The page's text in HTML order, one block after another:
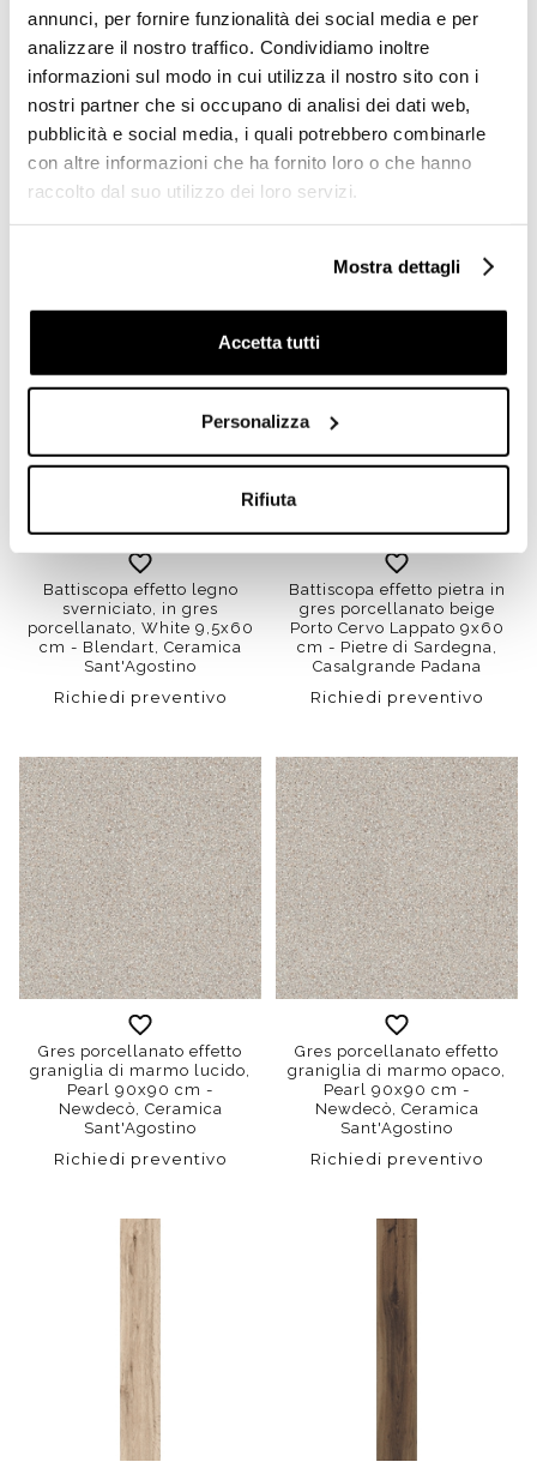
annunci, per fornire funzionalità dei social media e per
analizzare il nostro traffico. Condividiamo inoltre
informazioni sul modo in cui utilizza il nostro sito con i
nostri partner che si occupano di analisi dei dati web,
pubblicità e social media, i quali potrebbero combinarle
con altre informazioni che ha fornito loro o che hanno
raccolto dal suo utilizzo dei loro servizi.
Mostra dettagli
Accetta tutti
Personalizza
Rifiuta
Piastrella cementina in
gres porcellanato 20x20 -
Patchwork Colors Mix,
Ceramica Sant'Agostino
Battiscopa effetto cemento
rasato gres porcellanato
Beige 9x60cm - Cemento,
Casalgrande Padana
Battiscopa effetto legno
sverniciato, in gres
porcellanato, White 9,5x60
cm - Blendart, Ceramica
Sant'Agostino
Richiedi preventivo
Battiscopa effetto pietra in
gres porcellanato beige
Porto Cervo Lappato 9x60
cm - Pietre di Sardegna,
Casalgrande Padana
Richiedi preventivo
Gres porcellanato effetto
graniglia di marmo lucido,
Pearl 90x90 cm -
Newdecò, Ceramica
Sant'Agostino
Richiedi preventivo
Gres porcellanato effetto
graniglia di marmo opaco,
Pearl 90x90 cm -
Newdecò, Ceramica
Sant'Agostino
Richiedi preventivo